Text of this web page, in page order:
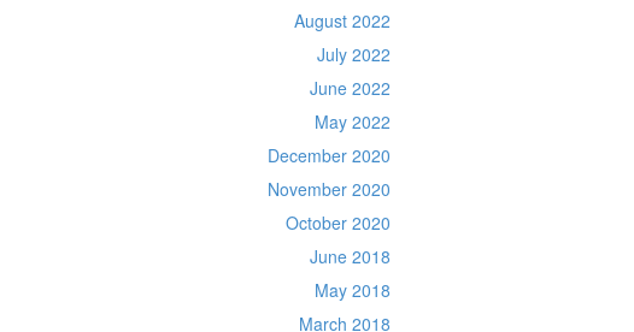
August 2022
July 2022
June 2022
May 2022
December 2020
November 2020
October 2020
June 2018
May 2018
March 2018